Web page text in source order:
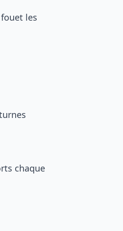
les
chaque